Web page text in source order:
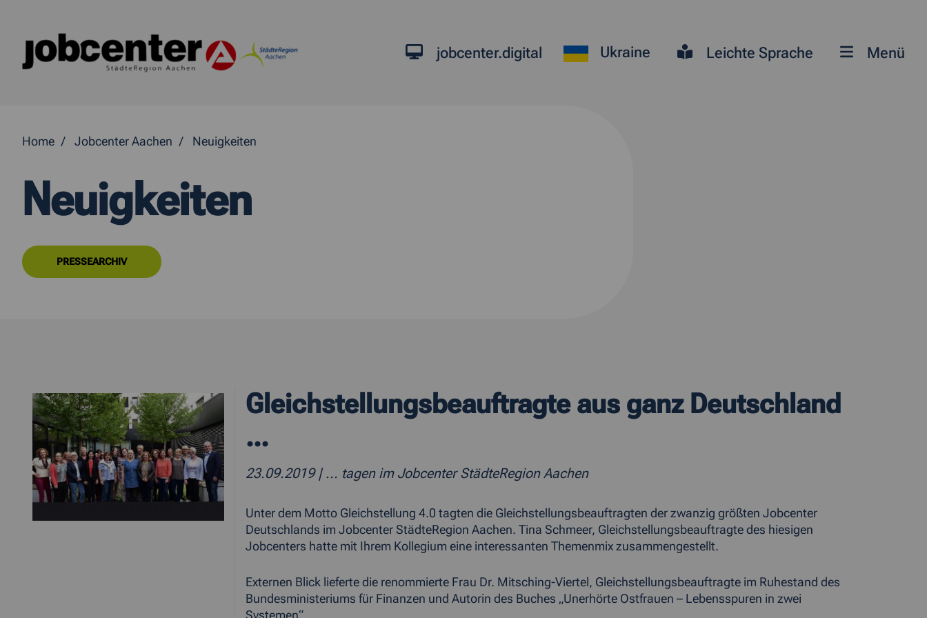
jobcenter.digital Ukraine Leichte Sprache Menü
Home Jobcenter Aachen Neuigkeiten
Neuigkeiten
PRESSEARCHIV
Gleichstellungsbeauftragte aus ganz Deutschland
...
23.09.2019 | ... tagen im Jobcenter StädteRegion Aachen
Unter dem Motto Gleichstellung 4.0 tagten die Gleichstellungsbeauftragten der zwanzig größten Jobcenter
Deutschlands im Jobcenter StädteRegion Aachen. Tina Schmeer, Gleichstellungsbeauftragte des hiesigen
Jobcenters hatte mit Ihrem Kollegium eine interessanten Themenmix zusammengestellt.
Externen Blick lieferte die renommierte Frau Dr. Mitsching-Viertel, Gleichstellungsbeauftragte im Ruhestand des
Bundesministeriums für Finanzen und Autorin des Buches „Unerhörte Ostfrauen – Lebensspuren in zwei
Systemen“.